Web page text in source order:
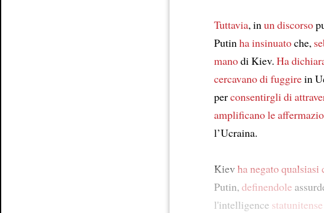
Tuttavia, inun discorso
Putinha insinuatoche,
manodi Kiev. Ha
cercavano di fuggirein
perconsentirgli di
amplificano le
l’Ucraina.
Kievha negato
Putin,definendole
l'intelligence statunitense